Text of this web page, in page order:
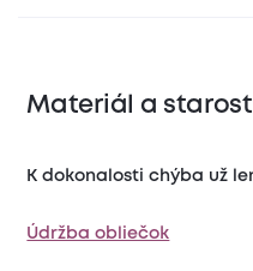
Materiál a
K dokonalosti chýba už
Údržba obliečok